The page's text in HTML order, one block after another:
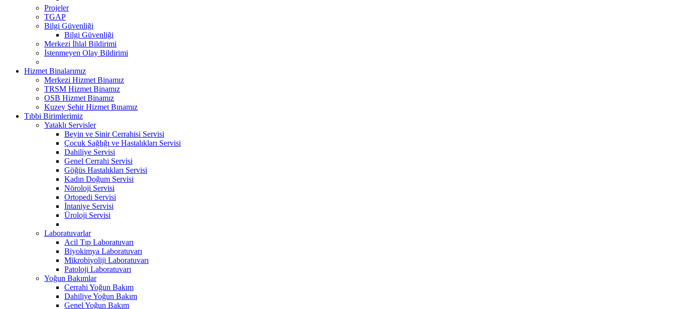
Projeler
TGAP
Bilgi Güvenliği
Bilgi Güvenliği
Merkezi İhlal Bildirimi
İstenmeyen Olay Bildirimi
Hizmet Binalarımız
Merkezi Hizmet Binamız
TRSM Hizmet Binamız
OSB Hizmet Binamız
Kuzey Şehir Hizmet Bınamız
Tıbbi Birimlerimiz
Yataklı Servisler
Beyin ve Sinir Cerrahisi Servisi
Çocuk Sağlığı ve Hastalıkları Servisi
Dahiliye Servisi
Genel Cerrahi Servisi
Göğüs Hastalıkları Servisi
Kadın Doğum Servisi
Nöroloji Servisi
Ortopedi Servisi
İntaniye Servisi
Üroloji Servisi
Laboratuvarlar
Acil Tıp Laboratuvarı
Biyokimya Laboratuvarı
Mikrobiyoliji Laboratuvarı
Patoloji Laboratuvarı
Yoğun Bakımlar
Cerrahi Yoğun Bakım
Dahiliye Yoğun Bakım
Genel Yoğun Bakım